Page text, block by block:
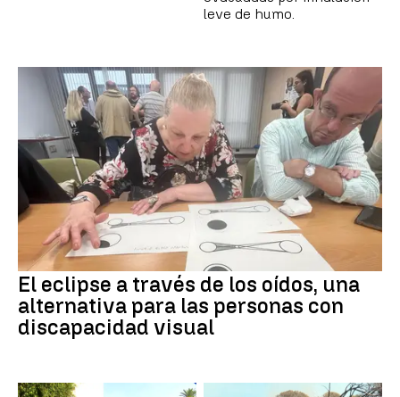
leve de humo.
El eclipse a través de los oídos, una
alternativa para las personas con
discapacidad visual